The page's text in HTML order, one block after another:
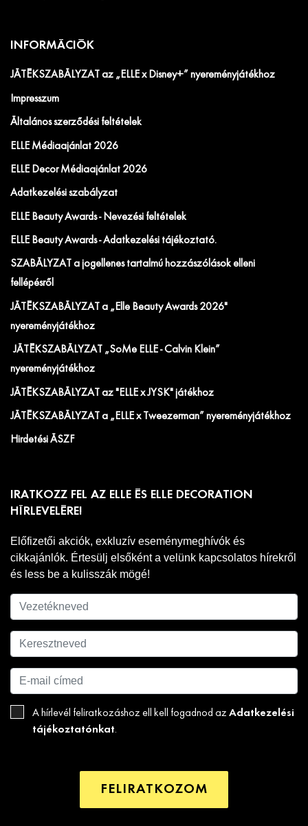
INFORMÁCIÓK
JÁTÉKSZABÁLYZAT az „ELLE x Disney+” nyereményjátékhoz
Impresszum
Általános szerződési feltételek
ELLE Médiaajánlat 2026
ELLE Decor Médiaajánlat 2026
Adatkezelési szabályzat
ELLE Beauty Awards - Nevezési feltételek
ELLE Beauty Awards - Adatkezelési tájékoztató.
SZABÁLYZAT a jogellenes tartalmú hozzászólások elleni
fellépésről
JÁTÉKSZABÁLYZAT a „Elle Beauty Awards 2026"
nyereményjátékhoz
JÁTÉKSZABÁLYZAT „SoMe ELLE - Calvin Klein”
nyereményjátékhoz
JÁTÉKSZABÁLYZAT az "ELLE x JYSK" játékhoz
JÁTÉKSZABÁLYZAT a „ELLE x Tweezerman” nyereményjátékhoz
Hirdetési ÁSZF
IRATKOZZ FEL AZ ELLE ÉS ELLE DECORATION
HÍRLEVELÉRE!
Előfizetői akciók, exkluzív eseménymeghívók és
cikkajánlók. Értesülj elsőként a velünk kapcsolatos hírekről
és less be a kulisszák mögé!
A hírlevél feliratkozáshoz ell kell fogadnod az Adatkezelési
tájékoztatónkat.
FELIRATKOZOM